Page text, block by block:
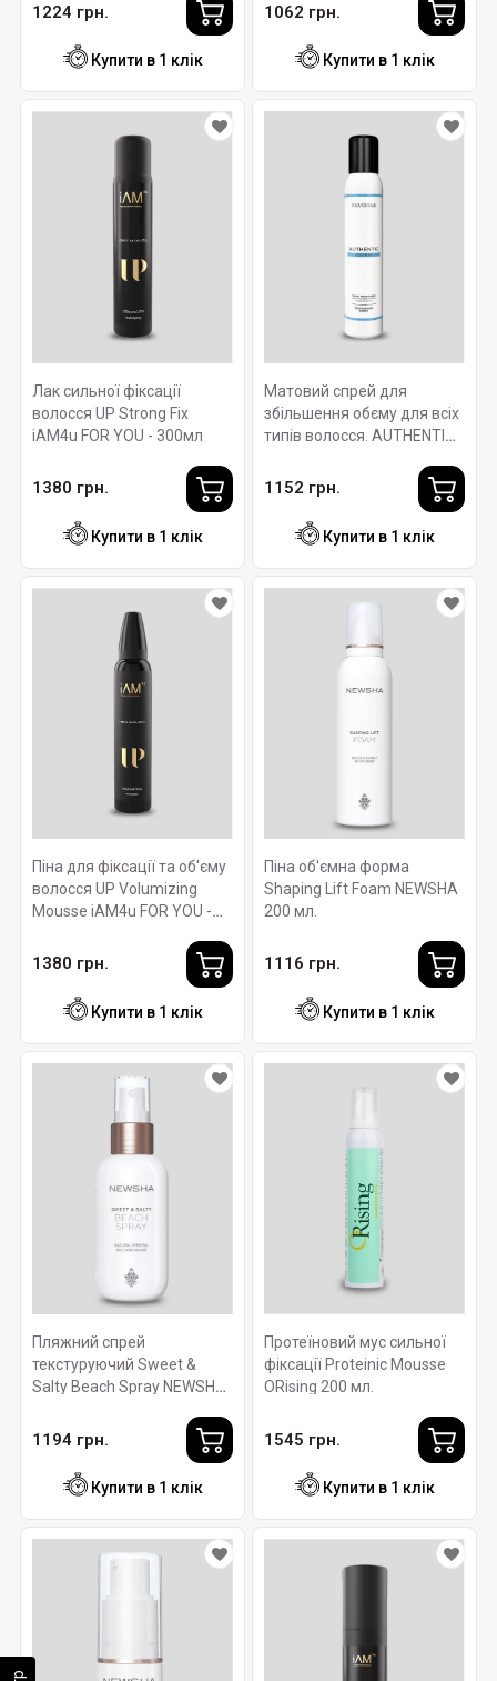
1224 грн.
Купити в 1 клік
1062 грн.
Купити в 1 клік
Лак сильної фіксації
волосся UP Strong Fix
iAM4u FOR YOU - 300мл
1380 грн.
Купити в 1 клік
Матовий спрей для
збільшення обєму для всіх
типів волосся. AUTHENTIC
200мл
1152 грн.
Купити в 1 клік
Піна для фіксації та об'єму
волосся UP Volumizing
Mousse iAM4u FOR YOU -
1380 грн.
Купити в 1 клік
Піна об'ємна форма
Shaping Lift Foam NEWSHA
200 мл.
1116 грн.
Купити в 1 клік
Пляжний спрей
текстуруючий Sweet &
Salty Beach Spray NEWSHA
1194 грн.
Купити в 1 клік
Протеїновий мус сильної
фіксації Proteinic Mousse
ORising 200 мл.
1545 грн.
Купити в 1 клік